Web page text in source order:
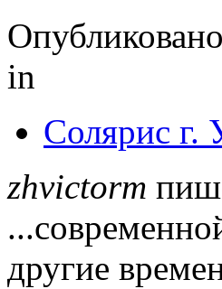
in
Солярис г.
zhvictorm
другие